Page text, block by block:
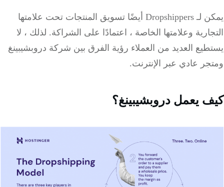
يمكن لـ Dropshippers أيضًا تسويق المنتجات تحت علامتها
وعلامتها الخاصة ، اعتمادًا على الشراكة.لذلك ، لا
العديد من العملاء رؤية الفرق بين شركة دروبشيبينغ
عادي عبر الإنترنت.
يعمل دروبشيبينغ؟